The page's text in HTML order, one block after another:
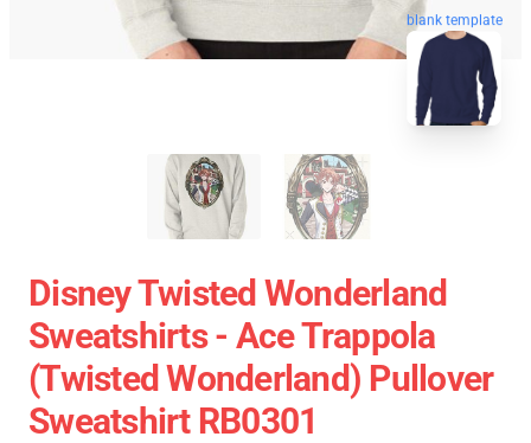
blank template
Disney Twisted Wonderland
Sweatshirts - Ace Trappola
(Twisted Wonderland) Pullover
Sweatshirt RB0301